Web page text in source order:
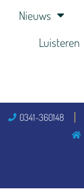
Nieuws
Luisteren
0341-360148